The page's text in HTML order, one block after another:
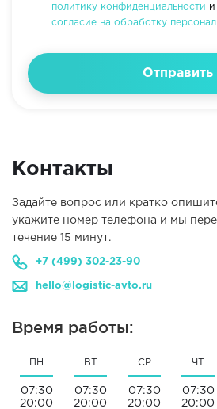
Контакты
Задайте вопрос или кратко
укажите номер телефона и мы
течение 15 минут.
+7 (499) 302-23-90
hello@logistic-avto.ru
Время работы:
ПН
07:30
20:00
ВТ
07:30
20:00
СР
07:30
20:00
ЧТ
07:30
20:00
политику конфиденциальности и
согласие на обработку
Отправить